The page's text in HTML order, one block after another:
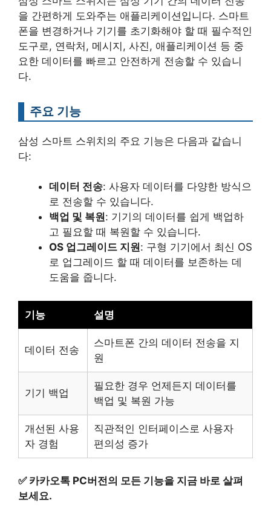
을 간편하게 도와주는 애플리케이션입니다. 스마트
폰을 변경하거나 기기를 초기화해야 할 때 필수적인
도구로, 연락처, 메시지, 사진, 애플리케이션 등 중
요한 데이터를 빠르고 안전하게 전송할 수 있습니
다.
주요 기능
삼성 스마트 스위치의 주요 기능은 다음과 같습니
다:
데이터 전송: 사용자 데이터를 다양한 방식으
로 전송할 수 있습니다.
백업 및 복원: 기기의 데이터를 쉽게 백업하
고 필요할 때 복원할 수 있습니다.
OS 업그레이드 지원: 구형 기기에서 최신 OS
로 업그레이드 할 때 데이터를 보존하는 데
도움을 줍니다.
기능 설명
데이터 전송
스마트폰 간의 데이터 전송을 지
원
기기 백업
필요한 경우 언제든지 데이터를
백업 및 복원 가능
개선된 사용
자 경험
직관적인 인터페이스로 사용자
편의성 증가
✅ 카카오톡 PC버전의 모든 기능을 지금 바로 살펴
보세요.